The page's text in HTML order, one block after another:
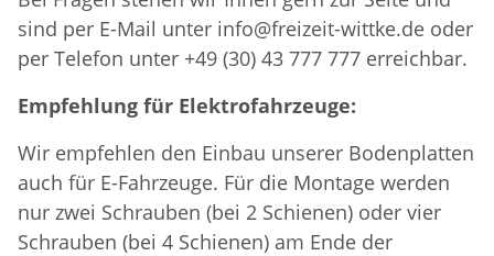
sind per E-Mail unter info@freizeit-wittke.de oder
per Telefon unter +49 (30) 43 777 777 erreichbar.
Empfehlung für Elektrofahrzeuge:
Wir empfehlen den Einbau unserer Bodenplatten
auch für E-Fahrzeuge. Für die Montage werden
nur zwei Schrauben (bei 2 Schienen) oder vier
Schrauben (bei 4 Schienen) am Ende der